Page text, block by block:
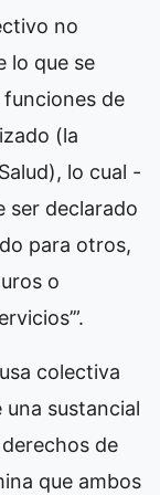
no
lo que se
de
(la
lo cual -
ser declarado
para otros,
o
colectiva
una sustancial
de
que ambos